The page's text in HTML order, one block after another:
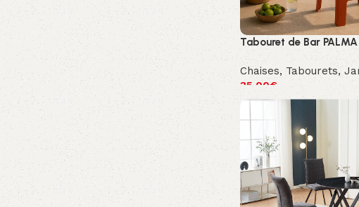
Tabouret de Bar
Chaises, Tabourets,
35.00€